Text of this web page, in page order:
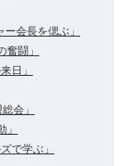
会長を偲ぶ」
闘」
日」
会」
で学ぶ」